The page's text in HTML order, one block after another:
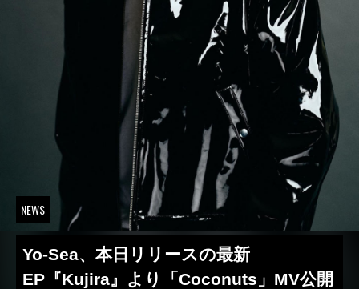
NEWS
Yo-Sea、本日リリースの最新
EP『Kujira』より「Coconuts」MV公開